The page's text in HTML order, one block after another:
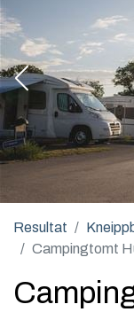
Resultat
Campingtomt